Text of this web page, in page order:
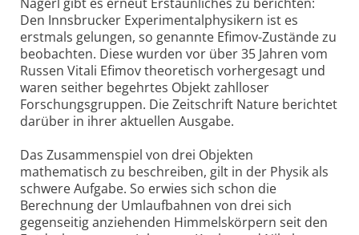
Den Innsbrucker Experimentalphysikern ist es
erstmals gelungen, so genannte Efimov-Zustände zu
beobachten. Diese wurden vor über 35 Jahren vom
Russen Vitali Efimov theoretisch vorhergesagt und
waren seither begehrtes Objekt zahlloser
Forschungsgruppen. Die Zeitschrift Nature berichtet
darüber in ihrer aktuellen Ausgabe.
Das Zusammenspiel von drei Objekten
mathematisch zu beschreiben, gilt in der Physik als
schwere Aufgabe. So erwies sich schon die
Berechnung der Umlaufbahnen von drei sich
gegenseitig anziehenden Himmelskörpern seit den